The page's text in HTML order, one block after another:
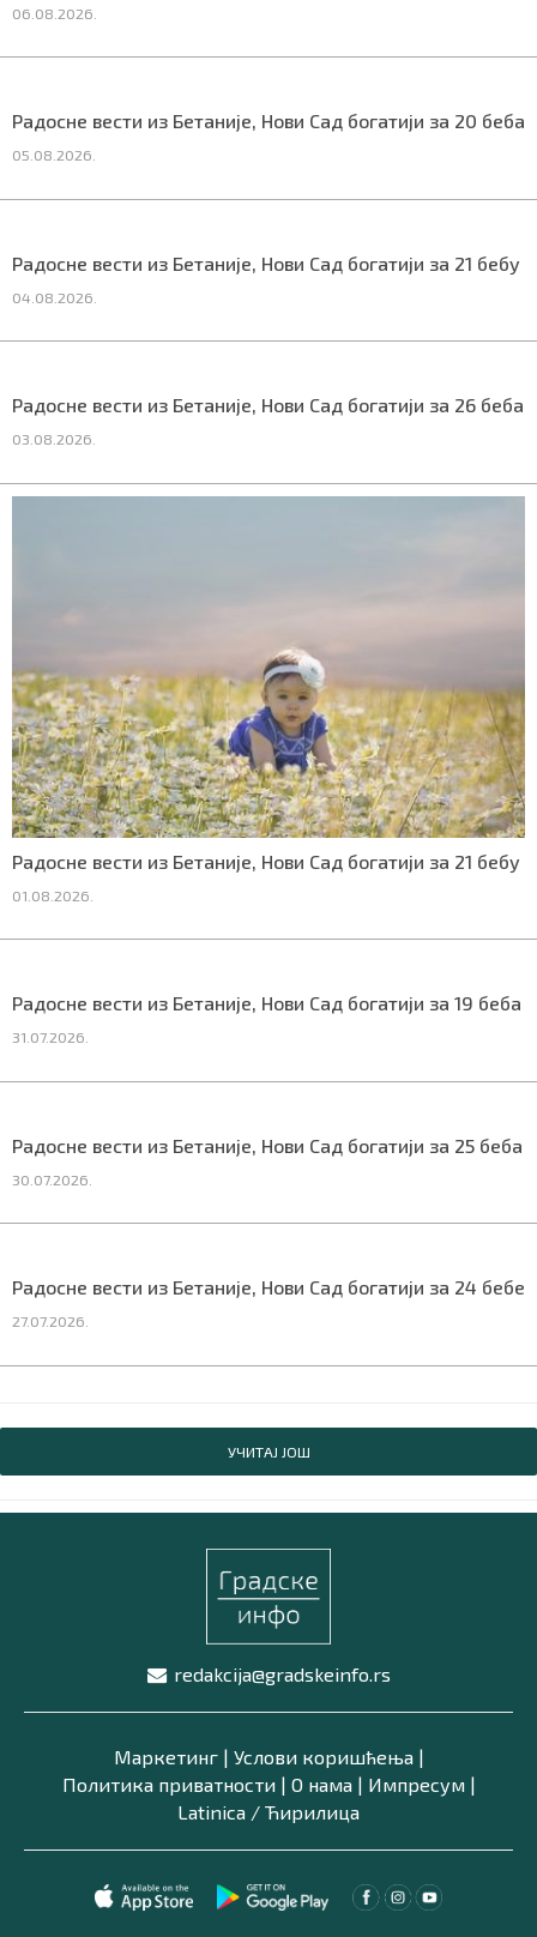
06.08.2026.
Радосне вести из Бетаније, Нови Сад богатији за 20 беба
05.08.2026.
Радосне вести из Бетаније, Нови Сад богатији за 21 бебу
04.08.2026.
Радосне вести из Бетаније, Нови Сад богатији за 26 беба
03.08.2026.
Радосне вести из Бетаније, Нови Сад богатији за 21 бебу
01.08.2026.
Радосне вести из Бетаније, Нови Сад богатији за 19 бебa
31.07.2026.
Радосне вести из Бетаније, Нови Сад богатији за 25 бебa
30.07.2026.
Радосне вести из Бетаније, Нови Сад богатији за 24 бебе
27.07.2026.
УЧИТАЈ ЈОШ
redakcija@gradskeinfo.rs
Маркетинг| Услови коришћења|
Политика приватности| О нама| Импресум|
Latinica / Ћирилица